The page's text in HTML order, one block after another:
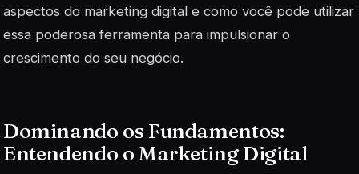
aspectos do marketing digital e como você pode utilizar
essa poderosa ferramenta para impulsionar o
crescimento do seu negócio.
Dominando os Fundamentos:
Entendendo o Marketing Digital